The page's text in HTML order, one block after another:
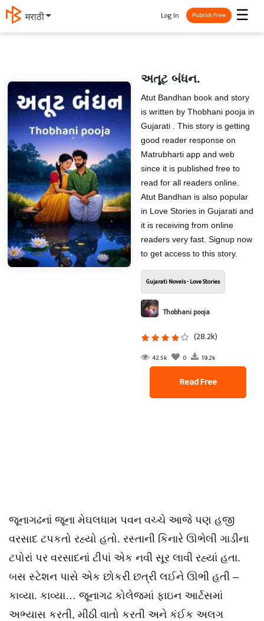
मराठी ☰
Log In Publish Free
અતૂટ બંધન.
Atut Bandhan book and story
is written by Thobhani pooja in
Gujarati . This story is getting
good reader response on
Matrubharti app and web
since it is published free to
read for all readers online.
Atut Bandhan is also popular
in Love Stories in Gujarati and
it is receiving from online
readers very fast. Signup now
to get access to this story.
Gujarati Novels - Love Stories
Thobhani pooja
(28.2k)
42.5k 0 19.2k
Read Free
જૂનાગઢનાં જૂના મેઘલધામ પવન વચ્ચે આજે પણ હજી
વરસાદ ટપકતો રહ્યો હતો. રસ્તાની કિનારે ઊભેલી ગાડીના
ટપોરાં પર વરસાદનાં ટીપાં એક નવી સૂર લાવી રહ્યાં હતા.
બસ સ્ટેશન પાસે એક છોકરી છત્રી લઈને ઊભી હતી –
કાવ્યા. કાવ્યા… જૂનાગઢ કોલેજમાં ફાઇન આર્ટસમાં
અભ્યાસ કરતી, મીઠી વાતો કરતી અને કંઈક અલગ